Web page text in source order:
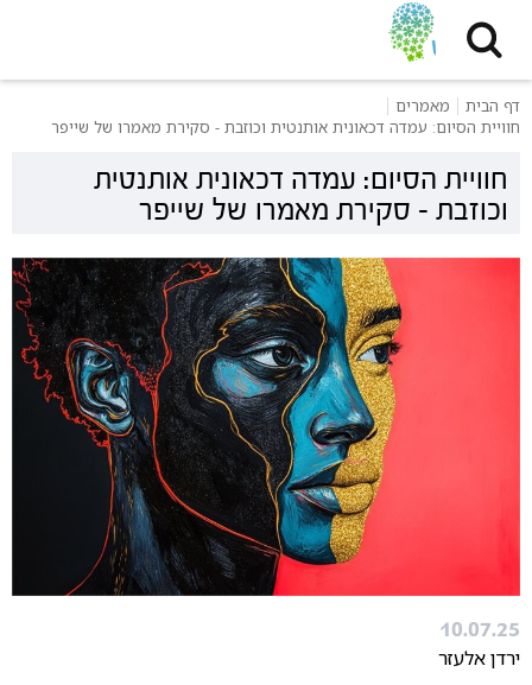
דף הבית
מאמרים
חוויית הסיום: עמדה דכאונית אותנטית וכוזבת - סקירת מאמרו של שייפר
חוויית הסיום: עמדה דכאונית אותנטית
וכוזבת - סקירת מאמרו של שייפר
10.07.25
ירדן אלעזר